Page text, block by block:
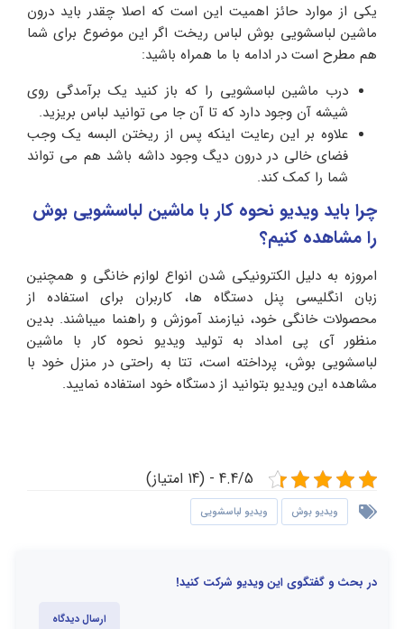
یکی از موارد حائز اهمیت این است که اصلا چقدر باید درون
ماشین لباسشویی بوش لباس ریخت اگر این موضوع برای شما
هم مطرح است در ادامه با ما همراه باشید:
درب ماشین لباسشویی را که باز کنید یک برآمدگی روی
شیشه آن وجود دارد که تا آن جا می توانید لباس بریزید.
علاوه بر این رعایت اینکه پس از ریختن البسه یک وجب
فضای خالی در درون دیگ وجود داشه باشد هم می تواند
شما را کمک کند.
چرا باید ویدیو نحوه کار با ماشین لباسشویی بوش
را مشاهده کنیم؟
امروزه به دلیل الکترونیکی شدن انواع لوازم خانگی و همچنین
زبان انگلیسی پنل دستگاه ها، کاربران برای استفاده از
محصولات خانگی خود، نیازمند آموزش و راهنما میباشند. بدین
منظور آی پی امداد به تولید ویدیو نحوه کار با ماشین
لباسشویی بوش، پرداخته است، تتا به راحتی در منزل خود با
مشاهده این ویدیو بتوانید از دستگاه خود استفاده نمایید.
4.4/5 - (14 امتیاز)
ویدیو بوش ویدیو لباسشویی
در بحث و گفتگوی این ویدیو شرکت کنید!
ارسال دیدگاه